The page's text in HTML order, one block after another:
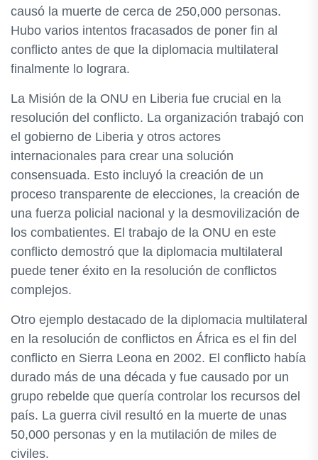
causó la muerte de cerca de 250,000 personas.
Hubo varios intentos fracasados de poner fin al
conflicto antes de que la diplomacia multilateral
finalmente lo lograra.
La Misión de la ONU en Liberia fue crucial en la
resolución del conflicto. La organización trabajó con
el gobierno de Liberia y otros actores
internacionales para crear una solución
consensuada. Esto incluyó la creación de un
proceso transparente de elecciones, la creación de
una fuerza policial nacional y la desmovilización de
los combatientes. El trabajo de la ONU en este
conflicto demostró que la diplomacia multilateral
puede tener éxito en la resolución de conflictos
complejos.
Otro ejemplo destacado de la diplomacia multilateral
en la resolución de conflictos en África es el fin del
conflicto en Sierra Leona en 2002. El conflicto había
durado más de una década y fue causado por un
grupo rebelde que quería controlar los recursos del
país. La guerra civil resultó en la muerte de unas
50,000 personas y en la mutilación de miles de
civiles.